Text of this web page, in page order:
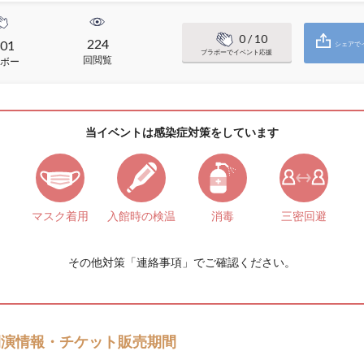
ー
224
回閲覧
0/ 10
ブラボーでイベント応援
シェアで
当イベントは感染症対策をしています
マスク着用 入館時の検温 消毒 三密回避
その他対策「連絡事項 」でご確認ください。
情報・チケット販売期間